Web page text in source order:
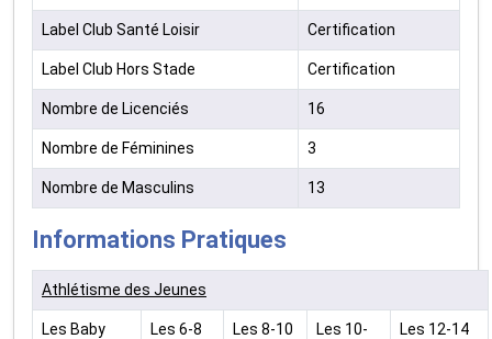
Label Club Santé Loisir Certification
Label Club Hors Stade Certification
Nombre de Licenciés 16
Nombre de Féminines 3
Nombre de Masculins 13
Informations Pratiques
Athlétisme des Jeunes
Les Baby
Les 6-8
Les 8-10
Les 10-
Les 12-14